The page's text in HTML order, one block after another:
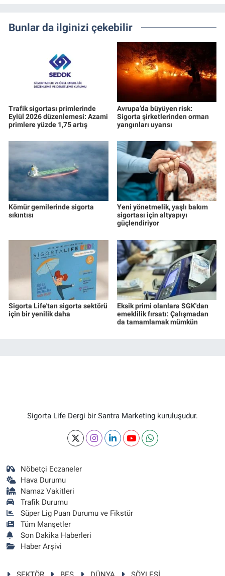
Bunlar da ilginizi çekebilir
Trafik sigortası primlerinde
Eylül 2026 düzenlemesi: Azami
primlere yüzde 1,75 artış
Avrupa’da büyüyen risk:
Sigorta şirketlerinden orman
yangınları uyarısı
Kömür gemilerinde sigorta
sıkıntısı
Yeni yönetmelik, yaşlı bakım
sigortası için altyapıyı
güçlendiriyor
Sigorta Life'tan sigorta sektörü
için bir yenilik daha
Eksik primi olanlara SGK'dan
emeklilik fırsatı: Çalışmadan
da tamamlamak mümkün
Sigorta Life Dergi bir Santra Marketing kuruluşudur.
Nöbetçi Eczaneler
Hava Durumu
Namaz Vakitleri
Trafik Durumu
Süper Lig Puan Durumu ve Fikstür
Tüm Manşetler
Son Dakika Haberleri
Haber Arşivi